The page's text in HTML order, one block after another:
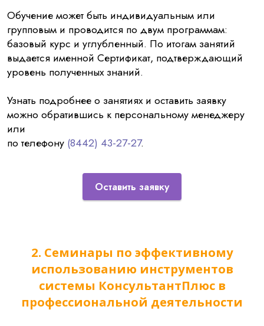
Обучение может быть индивидуальным или
групповым и проводится по двум программам:
базовый курс и углубленный. По итогам занятий
выдается именной Сертификат, подтверждающий
уровень полученных знаний.
Узнать подробнее о занятиях и оставить заявку
можно обратившись к персональному менеджеру
или
по телефону (8442) 43-27-27.
Оставить заявку
2. Семинары по эффективному
использованию инструментов
системы КонсультантПлюс в
профессиональной деятельности